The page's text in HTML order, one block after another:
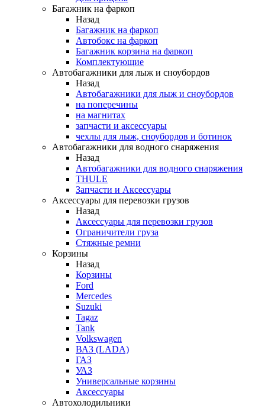
Багажник на фаркоп
Назад
Багажник на фаркоп
Автобокс на фаркоп
Багажник корзина на фаркоп
Комплектующие
Автобагажники для лыж и сноубордов
Назад
Автобагажники для лыж и сноубордов
на поперечины
на магнитах
запчасти и аксессуары
чехлы для лыж, сноубордов и ботинок
Автобагажники для водного снаряжения
Назад
Автобагажники для водного снаряжения
THULE
Запчасти и Аксессуары
Аксессуары для перевозки грузов
Назад
Аксессуары для перевозки грузов
Ограничители груза
Стяжные ремни
Корзины
Назад
Корзины
Ford
Mercedes
Suzuki
Tagaz
Tank
Volkswagen
ВАЗ (LADA)
ГАЗ
УАЗ
Универсальные корзины
Аксессуары
Автохолодильники